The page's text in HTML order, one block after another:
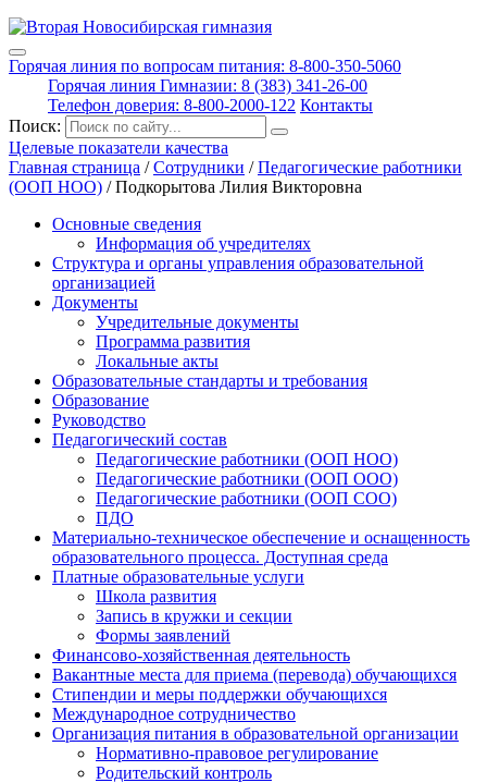
Горячая линия по вопросам питания: 8-800-350-5060
Горячая линия Гимназии: 8 (383) 341-26-00
Телефон доверия: 8-800-2000-122 Контакты
Поиск:
Целевые показатели качества
Главная страница /Сотрудники /Педагогические работники
(ООП НОО) /Подкорытова Лилия Викторовна
Основные сведения
Информация об учредителях
Структура и органы управления образовательной
организацией
Документы
Учредительные документы
Программа развития
Локальные акты
Образовательные стандарты и требования
Образование
Руководство
Педагогический состав
Педагогические работники (ООП НОО)
Педагогические работники (ООП ООО)
Педагогические работники (ООП СОО)
ПДО
Материально-техническое обеспечение и оснащенность
образовательного процесса. Доступная среда
Платные образовательные услуги
Школа развития
Запись в кружки и секции
Формы заявлений
Финансово-хозяйственная деятельность
Вакантные места для приема (перевода) обучающихся
Стипендии и меры поддержки обучающихся
Международное сотрудничество
Организация питания в образовательной организации
Нормативно-правовое регулирование
Родительский контроль